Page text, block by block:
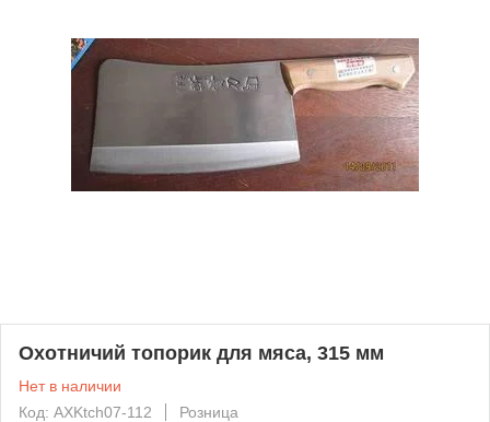
Охотничий топорик для мяса, 315 мм
Нет в наличии
Код: AXKtch07-112
Розница